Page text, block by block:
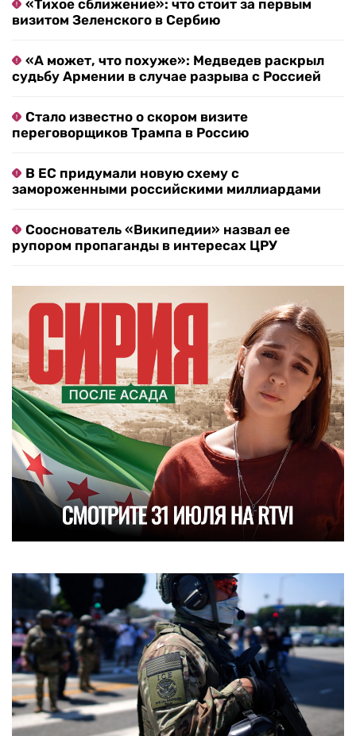
«Тихое сближение»: что стоит за первым
визитом Зеленского в Сербию
«А может, что похуже»: Медведев раскрыл
судьбу Армении в случае разрыва с Россией
Стало известно о скором визите
переговорщиков Трампа в Россию
В ЕС придумали новую схему с
замороженными российскими миллиардами
Сооснователь «Википедии» назвал ее
рупором пропаганды в интересах ЦРУ